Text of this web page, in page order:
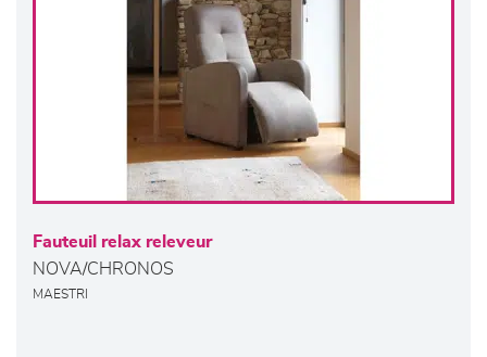
Fauteuil relax releveur
NOVA/CHRONOS
MAESTRI